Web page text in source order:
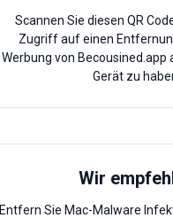
Scannen Sie diesen QR
Zugriff auf einen
Werbung von Becousined.app
Gerät zu
Wir
Entfern Sie Mac-Malware